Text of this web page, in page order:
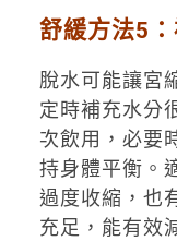
舒緩方法5：
脫水可能讓宮
定時補充水分
次飲用，必要
持身體平衡。
過度收縮，也
充足，能有效